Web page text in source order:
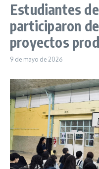
Estudiantes
participaron
proyectos
9 de mayo de 2026